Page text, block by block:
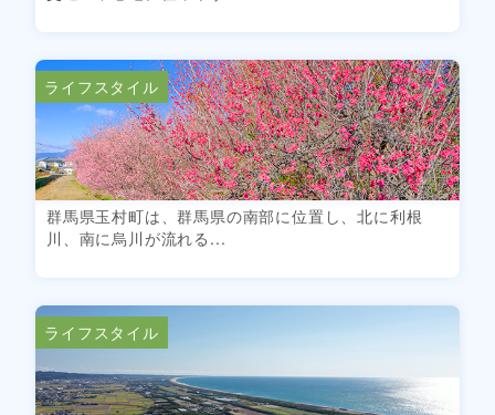
ライフスタイル
群馬県玉村町は、群馬県の南部に位置し、北に利根
川、南に烏川が流れる...
ライフスタイル